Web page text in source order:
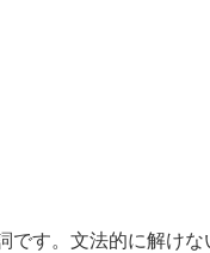
です。文法的に解けな